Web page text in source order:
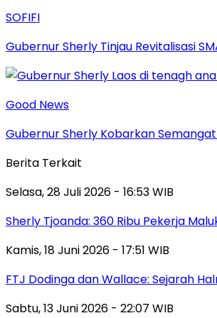
SOFIFI
Gubernur Sherly Tinjau Revitalisasi
Good News
Gubernur Sherly Kobarkan
Berita Terkait
Selasa, 28 Juli 2026 - 16:53 WIB
Sherly Tjoanda: 360 Ribu Pekerja
Kamis, 18 Juni 2026 - 17:51 WIB
FTJ Dodinga dan Wallace: Sejarah
Sabtu, 13 Juni 2026 - 22:07 WIB